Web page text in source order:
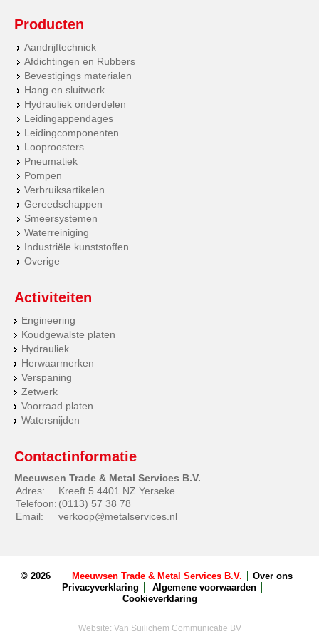
Producten
Aandrijftechniek
Afdichtingen en Rubbers
Bevestigings materialen
Hang en sluitwerk
Hydrauliek onderdelen
Leidingappendages
Leidingcomponenten
Looproosters
Pneumatiek
Pompen
Verbruiksartikelen
Gereedschappen
Smeersystemen
Waterreiniging
Industriële kunststoffen
Overige
Activiteiten
Engineering
Koudgewalste platen
Hydrauliek
Herwaarmerken
Verspaning
Zetwerk
Voorraad platen
Watersnijden
Contactinformatie
Meeuwsen Trade & Metal Services B.V.
Adres:
Kreeft 5 4401 NZ Yerseke
Telefoon: (0113) 57 38 78
Email:
verkoop@metalservices.nl
© 2026 Meeuwsen Trade & Metal Services B.V.
Over ons
Privacyverklaring
Algemene voorwaarden
Cookieverklaring
Website: Van Suilichem Communicatie BV